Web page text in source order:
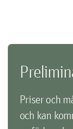
Priser och
och kan